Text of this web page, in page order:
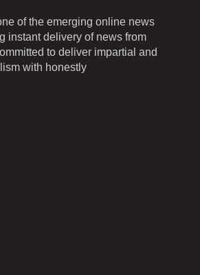
of the emerging online news
instant delivery of news from
to deliver impartial and
with honestly